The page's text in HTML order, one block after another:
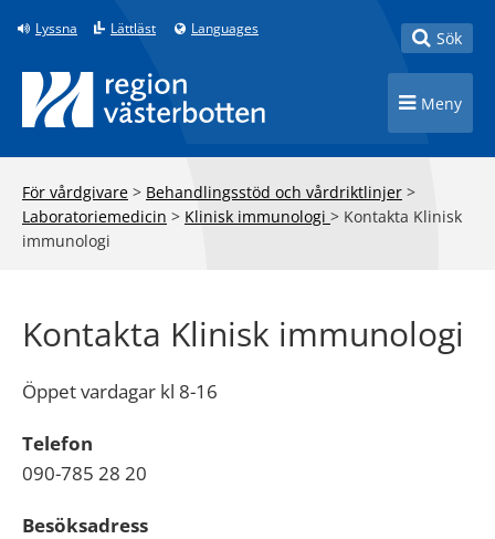
Till innehåll på sidan
Lyssna Lättläst Languages Toggle
Sök
Toggle
Meny
För vårdgivare > Behandlingsstöd och vårdriktlinjer >
Laboratoriemedicin > Klinisk immunologi > Kontakta Klinisk
immunologi
Kontakta Klinisk immunologi
Öppet vardagar kl 8-16
Telefon
090-785 28 20
Besöksadress